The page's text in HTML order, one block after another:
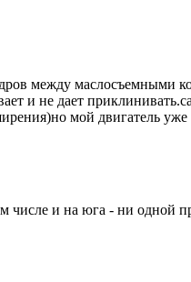
между маслосъемными
и не дает
мой двигатель
числе и на юга - ни одной